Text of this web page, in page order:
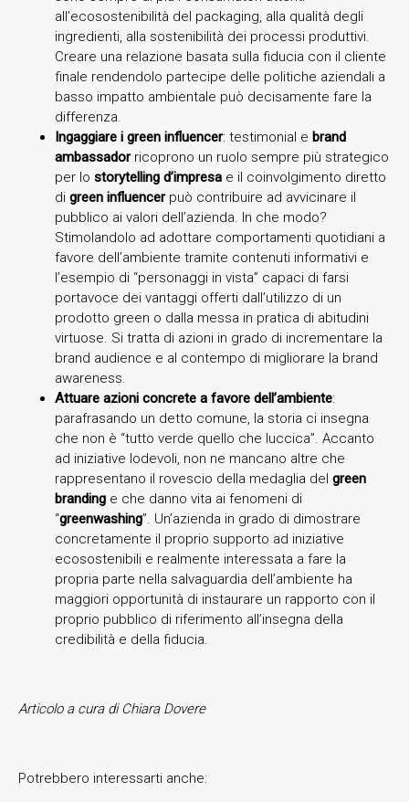
all’ecosostenibilità del packaging, alla qualità degli
ingredienti, alla sostenibilità dei processi produttivi.
Creare una relazione basata sulla fiducia con il cliente
finale rendendolo partecipe delle politiche aziendali a
basso impatto ambientale può decisamente fare la
differenza.
Ingaggiare i green influencer: testimonial e brand
ambassadorricoprono un ruolo sempre più strategico
per lo storytelling d’impresa e il coinvolgimento diretto
di green influencerpuò contribuire ad avvicinare il
pubblico ai valori dell’azienda. In che modo?
Stimolandolo ad adottare comportamenti quotidiani a
favore dell’ambiente tramite contenuti informativi e
l’esempio di “personaggi in vista” capaci di farsi
portavoce dei vantaggi offerti dall’utilizzo di un
prodotto green o dalla messa in pratica di abitudini
virtuose. Si tratta di azioni in grado di incrementare la
brand audience e al contempo di migliorare la brand
awareness.
Attuare azioni concrete a favore dell’ambiente:
parafrasando un detto comune, la storia ci insegna
che non è “tutto verde quello che luccica”. Accanto
ad iniziative lodevoli, non ne mancano altre che
rappresentano il rovescio della medaglia del green
branding e che danno vita ai fenomeni di
“greenwashing”. Un’azienda in grado di dimostrare
concretamente il proprio supporto ad iniziative
ecosostenibili e realmente interessata a fare la
propria parte nella salvaguardia dell’ambiente ha
maggiori opportunità di instaurare un rapporto con il
proprio pubblico di riferimento all’insegna della
credibilità e della fiducia.
Articolo a cura di Chiara Dovere
Potrebbero interessarti anche: